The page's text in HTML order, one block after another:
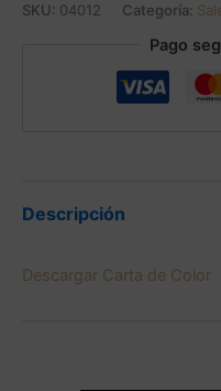
SKU: 04012 Categoría:
Pago
Descripción
Descargar Carta de Color